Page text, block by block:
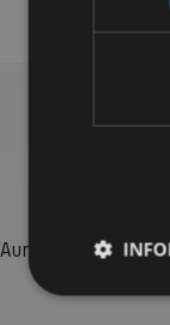
Aurkitu zure bidaia